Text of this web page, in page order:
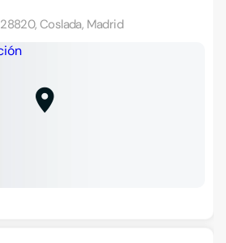
Coslada, Madrid